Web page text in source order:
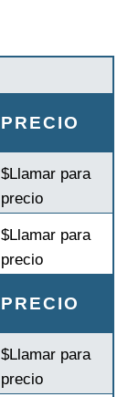
PRECIO
$Llamar para
precio
$Llamar para
precio
PRECIO
$Llamar para
precio